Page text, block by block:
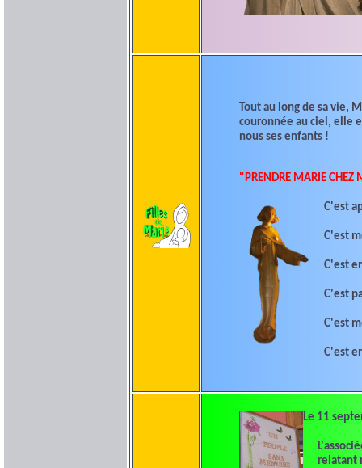
Tout au long de sa vie,
couronnée au ciel, elle
nous ses enfants !
"PRENDRE MARIE CHEZ
C'est
C'est
C'est
C'est
C'est
C'est
Le 11
relatant